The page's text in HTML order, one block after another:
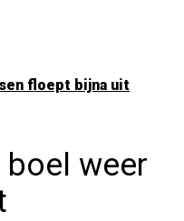
floept bijna uit
weer